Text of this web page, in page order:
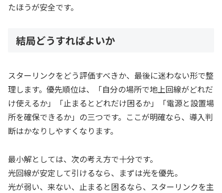
たほうが安全です。
結局どうすればよいか
スターリンクをどう評価すべきか、最後に迷わない形で整
理します。優先順位は、「自分の場所で地上回線がどれだ
け使えるか」「止まるとどれだけ困るか」「電源と設置場
所を確保できるか」の三つです。ここが明確なら、導入判
断はかなりしやすくなります。
最小解としては、次の考え方で十分です。
光回線が安定して引けるなら、まずは光を優先。
光が弱い、来ない、止まると困るなら、スターリンクを主